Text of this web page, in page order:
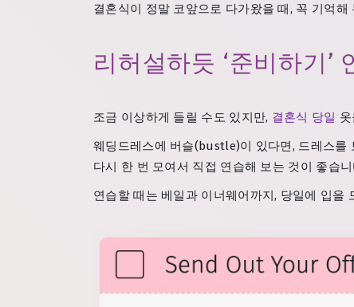
결혼식이 정말 코앞으로 다가왔을 때, 꼭 기억
리허설하듯 ‘준비하기’
조금 이상하게 들릴 수도 있지만, 결혼식 당일
웨딩드레스에 버슬(bustle)이 있다면, 드레스를
다시 한 번 모여서 직접 연습해 보는 것이 좋습니
연습할 때는 베일과 이너웨어까지, 당일에 입을